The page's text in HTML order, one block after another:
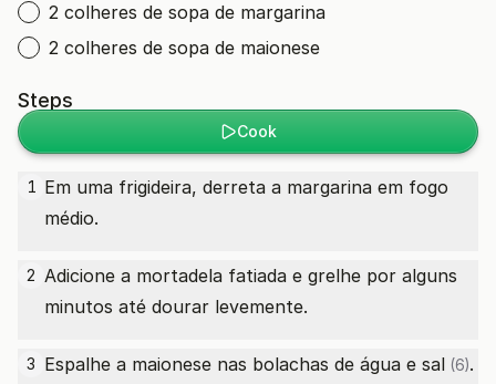
2 colheres de sopa de margarina
2 colheres de sopa de maionese
Steps
Cook
1 Em uma frigideira, derreta a margarina em fogo
médio.
2 Adicione a mortadela fatiada e grelhe por alguns
minutos até dourar levemente.
3 Espalhe a maionese nas bolachas de água e sal (6).